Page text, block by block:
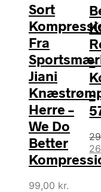
Sort
Fra
Jiani
Herre –
We Do
Better
99,00 kr.
–
–